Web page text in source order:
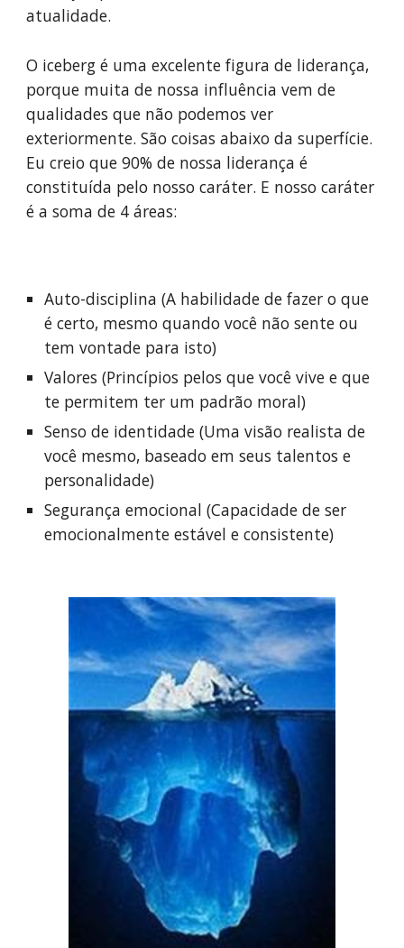
atualidade.
O iceberg é uma excelente figura de liderança,
porque muita de nossa influência vem de
qualidades que não podemos ver
exteriormente. São coisas abaixo da superfície.
Eu creio que 90% de nossa liderança é
constituída pelo nosso caráter. E nosso caráter
é a soma de 4 áreas:
Auto-disciplina (A habilidade de fazer o que
é certo, mesmo quando você não sente ou
tem vontade para isto)
Valores (Princípios pelos que você vive e que
te permitem ter um padrão moral)
Senso de identidade (Uma visão realista de
você mesmo, baseado em seus talentos e
personalidade)
Segurança emocional (Capacidade de ser
emocionalmente estável e consistente)